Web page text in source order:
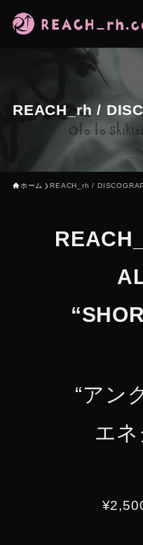
REACH_rh /
ホーム REACH_rh /
“アン
エ